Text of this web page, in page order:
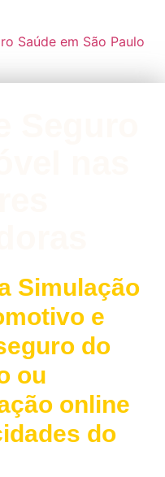
Saúde em São Paulo
Simulação
e
do
ou
online
do